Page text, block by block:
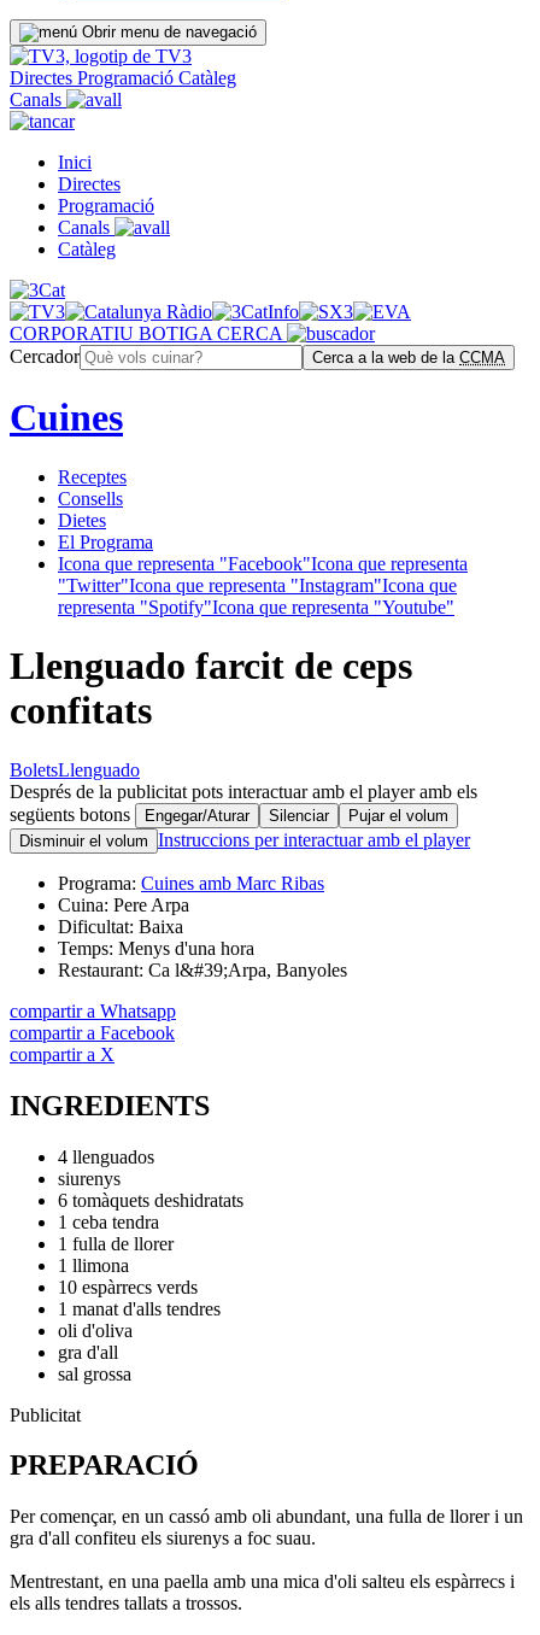
Obrir menu de navegació
Directes Programació Catàleg
Canals
Inici
Directes
Programació
Canals
Catàleg
CORPORATIU BOTIGA CERCA
Cercador
Cerca a la web de la CCMA
Cuines
Receptes
Consells
Dietes
El Programa
Icona que representa "Facebook"Icona que representa
"Twitter"Icona que representa "Instagram"Icona que
representa "Spotify"Icona que representa "Youtube"
Llenguado farcit de ceps
confitats
BoletsLlenguado
Després de la publicitat pots interactuar amb el player amb els
següents botons
Engegar/Aturar Silenciar
Pujar el volum
Disminuir el volum Instruccions per interactuar amb el player
Programa: Cuines amb Marc Ribas
Cuina: Pere Arpa
Dificultat: Baixa
Temps: Menys d'una hora
Restaurant: Ca l&#39;Arpa, Banyoles
compartir a Whatsapp
compartir a Facebook
compartir a X
INGREDIENTS
4 llenguados
siurenys
6 tomàquets deshidratats
1 ceba tendra
1 fulla de llorer
1 llimona
10 espàrrecs verds
1 manat d'alls tendres
oli d'oliva
gra d'all
sal grossa
Publicitat
PREPARACIÓ
Per començar, en un cassó amb oli abundant, una fulla de llorer i un
gra d'all confiteu els siurenys a foc suau.
Mentrestant, en una paella amb una mica d'oli salteu els espàrrecs i
els alls tendres tallats a trossos.